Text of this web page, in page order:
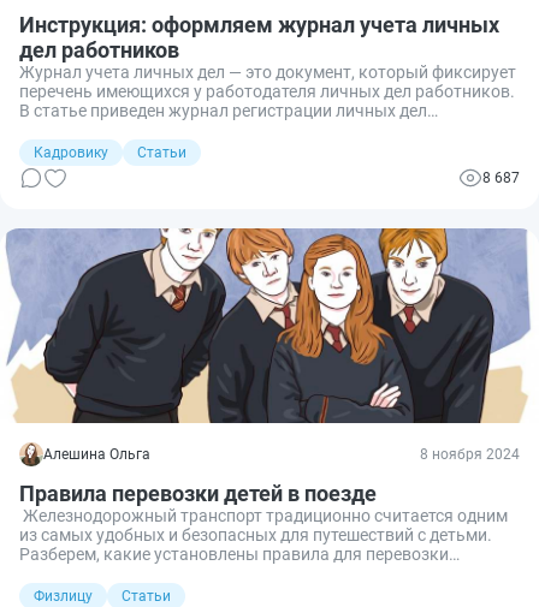
Инструкция: оформляем журнал учета личных
дел работников
Журнал учета личных дел — это документ, который фиксирует
перечень имеющихся у работодателя личных дел работников.
В статье приведен журнал регистрации личных дел
Кадровику
Статьи
8 687
Алешина Ольга 8 ноября 2024
Правила перевозки детей в поезде
Железнодорожный транспорт традиционно считается одним
из самых удобных и безопасных для путешествий с детьми.
Разберем, какие установлены правила для перевозки
Физлицу
Статьи